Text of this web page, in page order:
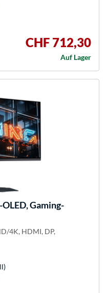
CHF 712,30
Auf Lager
Gaming-
4K, HDMI, DP,